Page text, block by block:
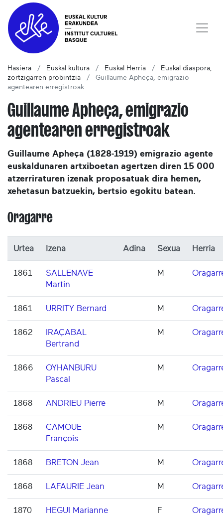
Hasiera Euskal kultura Euskal Herria
Euskal diaspora,
zortzigarren probintzia
Guillaume Apheça, emigrazio
agentearen erregistroak
Guillaume Apheça, emigrazio
agentearen erregistroak
Guillaume Apheça (1828-1919) emigrazio agente
euskaldunaren artxiboetan agertzen diren 15 000
atzerriraturen izenak proposatuak dira hemen,
xehetasun batzuekin, bertsio egokitu batean.
Oragarre
Urtea Izena Adina Sexua Herria
1861
SALLENAVE
Martin
M
1861 URRITY Bernard M
1862
IRAÇABAL
Bertrand
M
1866
OYHANBURU
Pascal
M
1868 ANDRIEU Pierre M
1868
CAMOUE
François
M
1868 BRETON Jean M
1868 LAFAURIE Jean M
1870 HEGUI Marianne F